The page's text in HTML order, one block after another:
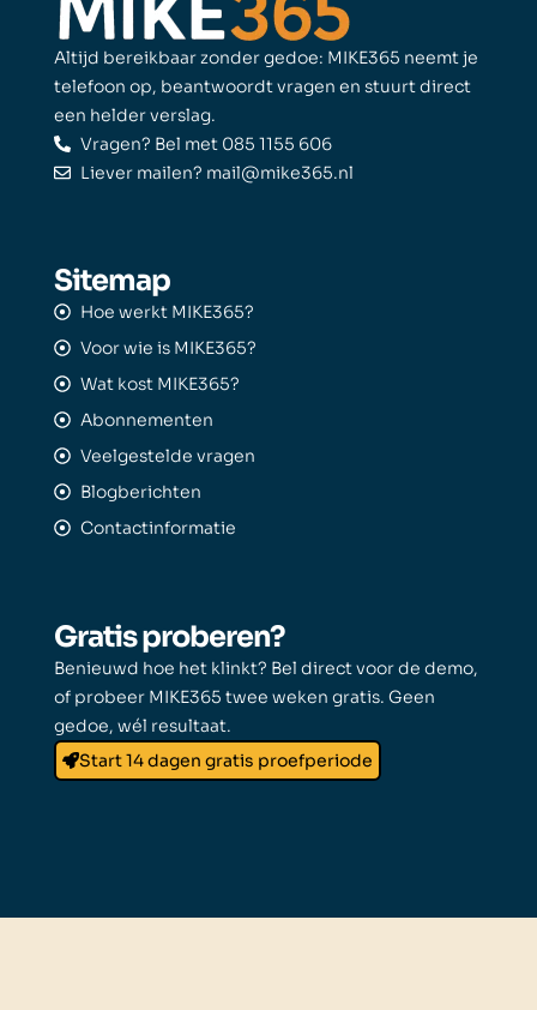
Altijd bereikbaar zonder gedoe: MIKE365 neemt je
telefoon op, beantwoordt vragen en stuurt direct
een helder verslag.
Vragen? Bel met 085 1155 606
Liever mailen? mail@mike365.nl
Sitemap
Hoe werkt MIKE365?
Voor wie is MIKE365?
Wat kost MIKE365?
Abonnementen
Veelgestelde vragen
Blogberichten
Contactinformatie
Gratis proberen?
Benieuwd hoe het klinkt? Bel direct voor de demo,
of probeer MIKE365 twee weken gratis. Geen
gedoe, wél resultaat.
Start 14 dagen gratis proefperiode